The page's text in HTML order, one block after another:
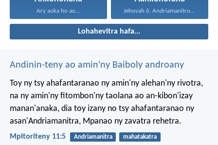
Ary aoka ho ao... Jehovah ô, Andriamanitro Hianao...
Lohahevitra hafa...
Andinin-teny ao amin'ny Baiboly androany
Toy ny tsy ahafantaranao ny amin'ny alehan'ny rivotra,
na ny amin'ny fitombon'ny taolana ao an-kibon'izay
manan'anaka, dia toy izany no tsy ahafantaranao ny
asan'Andriamanitra, Mpanao ny zavatra rehetra.
Mpitoriteny 11:5 Andriamanitra mahatakatra